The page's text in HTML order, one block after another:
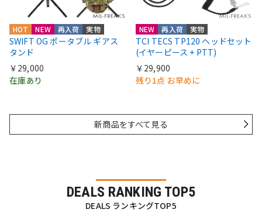
HOT NEW 再入荷 実物
SWIFT OG ポータブル ギアス
タンド
￥29,000
在庫あり
NEW 再入荷 実物
TCI TECS TP120 ヘッドセット
(イヤーピース + PTT)
￥29,900
残り1点 お早めに
新商品をすべて見る
DEALS RANKING TOP5
DEALS ランキングTOP5